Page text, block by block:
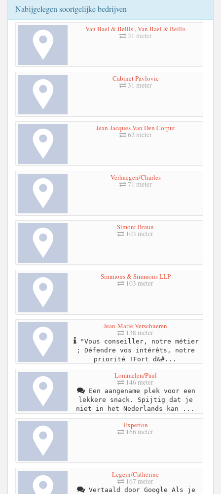
Nabijgelegen soortgelijke bedrijven
Van Bael & Bellis , Van Bael & Bellis
31 meter
Cabinet Pavlovic
31 meter
Jean-Jacques Van Den Corput
62 meter
Verhaegen/Charles
71 meter
Simont Braun
103 meter
Simmons & Simmons LLP
103 meter
Jean-Marie Verschueren
138 meter
"Vous conseiller, notre métier
; Défendre vos intérêts, notre
priorité !Fort d&#...
Lommelen/Paul
146 meter
Een aangename plek voor een
lekkere snack. Spijtig dat je
niet in het Nederlands kan ...
Experton
166 meter
Legein/Catherine
167 meter
Vertaald door Google Als je